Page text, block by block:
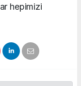
hepimizi